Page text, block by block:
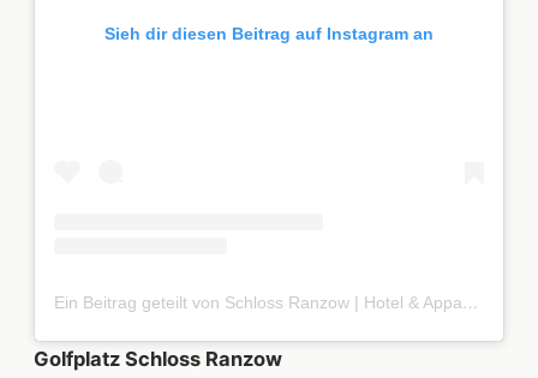
Sieh dir diesen Beitrag auf Instagram an
Ein Beitrag geteilt von Schloss Ranzow | Hotel & Appartements | Wellness & Golf - Rügen (@schloss_ranzow_ruegen)
Golfplatz Schloss Ranzow